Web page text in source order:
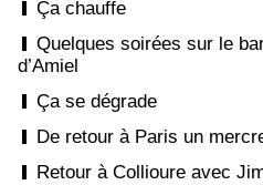
Ça chauffe
Quelques soirées sur le
d’Amiel
Ça se dégrade
De retour à Paris un
Retour à Collioure avec